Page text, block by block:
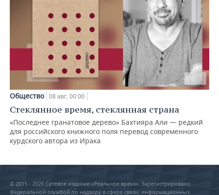
Общество 08 авг, 00:00
Стеклянное время, стеклянная страна
«Последнее гранатовое дерево» Бахтияра Али — редкий
для российского книжного поля перевод современного
курдского автора из Ирака
© 2015 - 2026 Сетевое издание «Реальное время» Зарегистрировано
Федеральной службой по надзору в сфере связи, информационных